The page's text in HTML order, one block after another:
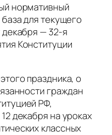
нормативный
для текущего
декабря — 32-я
Конституции
праздника, о
граждан
РФ,
декабря на уроках
классных